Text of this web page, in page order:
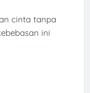
cinta tanpa
ini